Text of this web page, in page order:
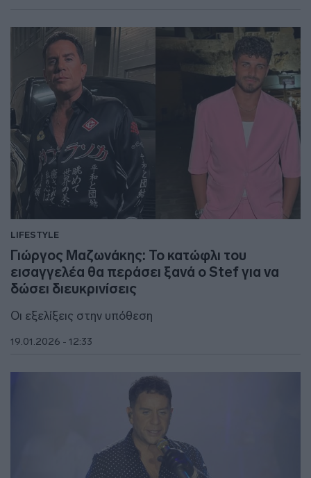
LIFESTYLE
Γιώργος Μαζωνάκης: Το κατώφλι του
εισαγγελέα θα περάσει ξανά ο Stef για να
δώσει διευκρινίσεις
Οι εξελίξεις στην υπόθεση
19.01.2026 - 12:33